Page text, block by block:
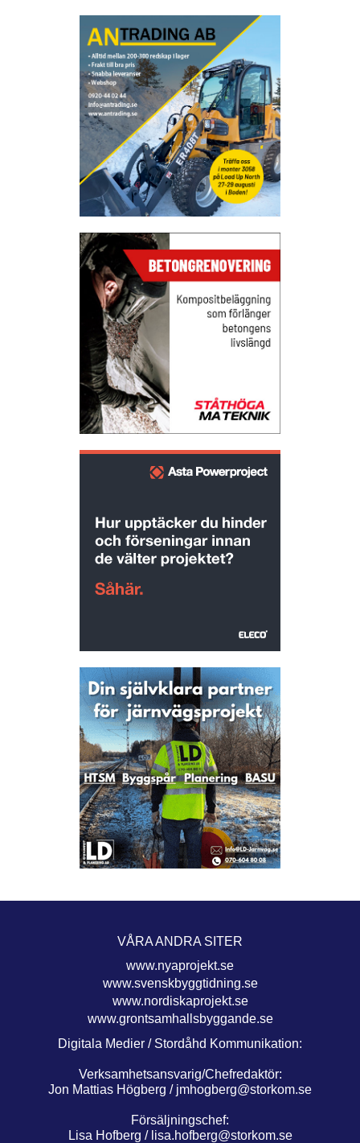
VÅRA ANDRA SITER
www.nyaprojekt.se
www.svenskbyggtidning.se
www.nordiskaprojekt.se
www.grontsamhallsbyggande.se
Digitala Medier / Stordåhd Kommunikation:
Verksamhetsansvarig/Chefredaktör:
Jon Mattias Högberg / jmhogberg@storkom.se
Försäljningschef:
Lisa Hofberg / lisa.hofberg@storkom.se